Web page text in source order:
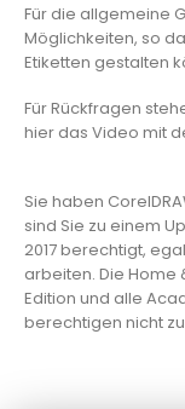
Für die allgemeine
Möglichkeiten, so
Etiketten gestalten
Für Rückfragen
hier das Video mit
Sie haben
sind Sie zu einem
2017 berechtigt,
arbeiten. Die Home
Edition und alle
berechtigen nicht